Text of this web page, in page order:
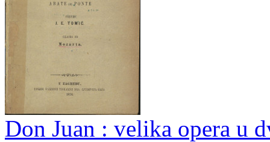
Don Juan : velika opera u